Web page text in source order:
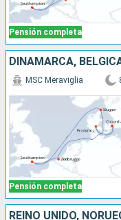
Pensión completa
DINAMARCA,
Pensión completa
MSC Meraviglia
REINO UNIDO,